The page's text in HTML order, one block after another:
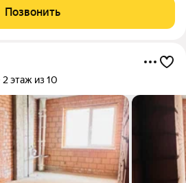
месте. Квартиры сдаются без
Позвонить
2 этаж из 10